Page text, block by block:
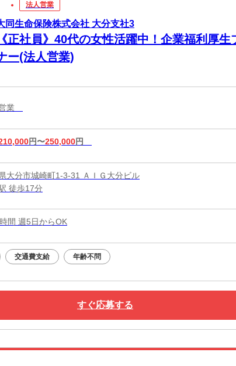
法人営業
同生命保険株式会社 大分支社3
《正社員》40代の女性活躍中！企業福利厚生
ー(法人営業)
業
円〜250,000円
大分市城崎町1-3-31 ＡＩＧ大分ビル
徒歩17分
間 週5日からOK
交通費支給 年齢不問
すぐ応募する